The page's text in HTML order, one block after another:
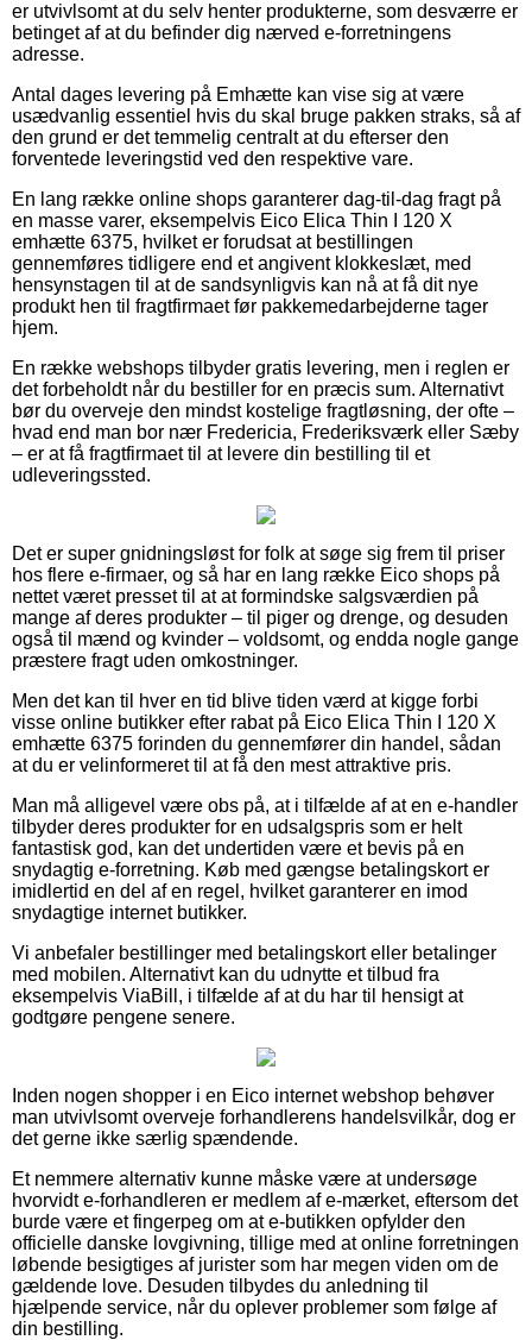
er utvivlsomt at du selv henter produkterne, som desværre er
betinget af at du befinder dig nærved e-forretningens
adresse.
Antal dages levering på Emhætte kan vise sig at være
usædvanlig essentiel hvis du skal bruge pakken straks, så af
den grund er det temmelig centralt at du efterser den
forventede leveringstid ved den respektive vare.
En lang række online shops garanterer dag-til-dag fragt på
en masse varer, eksempelvis Eico Elica Thin I 120 X
emhætte 6375, hvilket er forudsat at bestillingen
gennemføres tidligere end et angivent klokkeslæt, med
hensynstagen til at de sandsynligvis kan nå at få dit nye
produkt hen til fragtfirmaet før pakkemedarbejderne tager
hjem.
En række webshops tilbyder gratis levering, men i reglen er
det forbeholdt når du bestiller for en præcis sum. Alternativt
bør du overveje den mindst kostelige fragtløsning, der ofte –
hvad end man bor nær Fredericia, Frederiksværk eller Sæby
– er at få fragtfirmaet til at levere din bestilling til et
udleveringssted.
Det er super gnidningsløst for folk at søge sig frem til priser
hos flere e-firmaer, og så har en lang række Eico shops på
nettet været presset til at at formindske salgsværdien på
mange af deres produkter – til piger og drenge, og desuden
også til mænd og kvinder – voldsomt, og endda nogle gange
præstere fragt uden omkostninger.
Men det kan til hver en tid blive tiden værd at kigge forbi
visse online butikker efter rabat på Eico Elica Thin I 120 X
emhætte 6375 forinden du gennemfører din handel, sådan
at du er velinformeret til at få den mest attraktive pris.
Man må alligevel være obs på, at i tilfælde af at en e-handler
tilbyder deres produkter for en udsalgspris som er helt
fantastisk god, kan det undertiden være et bevis på en
snydagtig e-forretning. Køb med gængse betalingskort er
imidlertid en del af en regel, hvilket garanterer en imod
snydagtige internet butikker.
Vi anbefaler bestillinger med betalingskort eller betalinger
med mobilen. Alternativt kan du udnytte et tilbud fra
eksempelvis ViaBill, i tilfælde af at du har til hensigt at
godtgøre pengene senere.
Inden nogen shopper i en Eico internet webshop behøver
man utvivlsomt overveje forhandlerens handelsvilkår, dog er
det gerne ikke særlig spændende.
Et nemmere alternativ kunne måske være at undersøge
hvorvidt e-forhandleren er medlem af e-mærket, eftersom det
burde være et fingerpeg om at e-butikken opfylder den
officielle danske lovgivning, tillige med at online forretningen
løbende besigtiges af jurister som har megen viden om de
gældende love. Desuden tilbydes du anledning til
hjælpende service, når du oplever problemer som følge af
din bestilling.